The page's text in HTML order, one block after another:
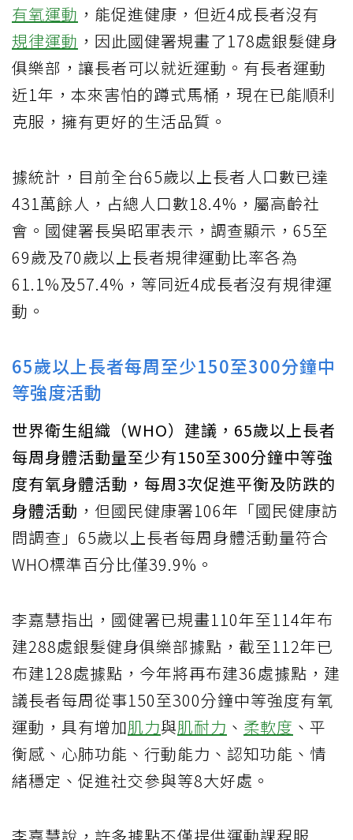
有氧運動 ，能促進健康，但近4成長者沒有
規律運動 ，因此國健署規畫了178處銀髮健身
俱樂部，讓長者可以就近運動。有長者運動
近1年，本來害怕的蹲式馬桶，現在已能順利
克服，擁有更好的生活品質。
據統計，目前全台65歲以上長者人口數已達
431萬餘人，占總人口數18.4%，屬高齡社
會。國健署長吳昭軍表示，調查顯示，65至
69歲及70歲以上長者規律運動比率各為
61.1%及57.4%，等同近4成長者沒有規律運
動。
65歲以上長者每周至少150至300分鐘中
等強度活動
世界衛生組織（WHO）建議，65歲以上長者
每周身體活動量至少有150至300分鐘中等強
度有氧身體活動，每周3次促進平衡及防跌的
身體活動 ，但國民健康署106年「國民健康訪
問調查」65歲以上長者每周身體活動量符合
WHO標準百分比僅39.9%。
李嘉慧指出，國健署已規畫110年至114年布
建288處銀髮健身俱樂部據點，截至112年已
布建128處據點，今年將再布建36處據點，建
議長者每周從事150至300分鐘中等強度有氧
運動，具有增加肌力與肌耐力 、 柔軟度 、平
衡感、心肺功能、行動能力、認知功能、情
緒穩定、促進社交參與等8大好處。